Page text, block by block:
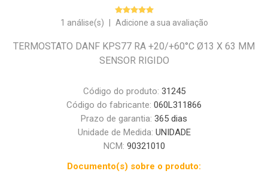
1 análise(s) Adicione a sua avaliação
TERMOSTATO DANF KPS77 RA +20/+60°C Ø13 X 63 MM
SENSOR RIGIDO
Código do produto: 31245
Código do fabricante: 060L311866
Prazo de garantia: 365 dias
Unidade de Medida: UNIDADE
NCM: 90321010
Documento(s) sobre o produto: